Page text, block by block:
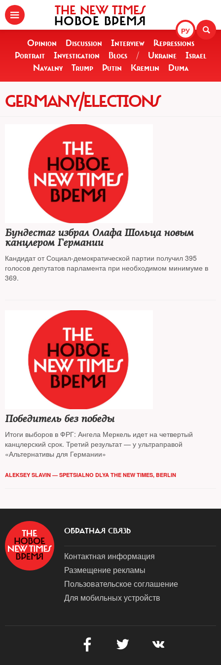
РУ
THE NEW TIMES
НОВОЕ ВРЕМЯ
Opinion Discussion Interview
Repressions
Portrait
Investigation Blogs / Ukraine
Israel
Navalny
Trump Putin Kremlin Duma
GERMANY/ELECTIONS
Бундестаг избрал Олафа Шольца новым
канцлером Германии
Кандидат от Социал-демократической партии получил 395
голосов депутатов парламента при необходимом минимуме в
369.
Победитель без победы
Итоги выборов в ФРГ: Ангела Меркель идет на четвертый
канцлерский срок. Третий результат — у ультраправой
«Альтернативы для Германии»
ALEKSEY SLAVIN — SPETSIALNO DLYA THE NEW TIMES, BERLIN
ОБРАТНАЯ СВЯЗЬ
Контактная информация
Размещение рекламы
Пользовательское соглашение
Для мобильных устройств